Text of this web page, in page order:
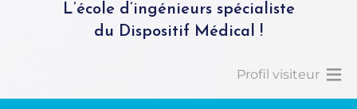
L’école d’ingénieurs spécialiste
du Dispositif Médical !
Profil visiteur